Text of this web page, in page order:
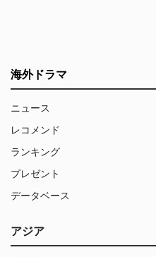
海外ドラマ
ニュース
レコメンド
ランキング
プレゼント
データベース
アジア